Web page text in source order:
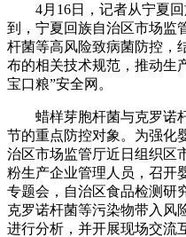
4月16日，记者从宁夏回
到，宁夏回族自治区市场监
杆菌等高风险致病菌防控，
布的相关技术规范，推动生
宝口粮”安全网。
蜡样芽胞杆菌与克罗诺杆
节的重点防控对象。为强化
治区市场监管厅近日组织区
粉生产企业管理人员，召开
专题会，自治区食品检测研
克罗诺杆菌等污染物带入风
进行分析，并开展现场交流